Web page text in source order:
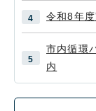
令和8年
市内循環
内